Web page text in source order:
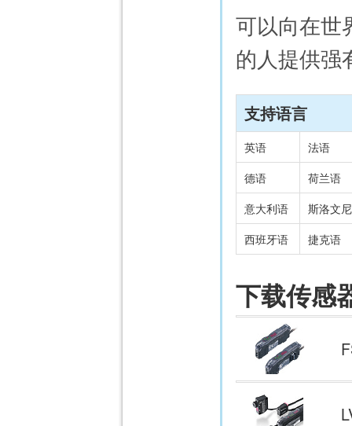
可以向在世
的人提供强
支持语言
英语
法语
德语
荷兰语
意大利语
斯洛文
西班牙语
捷克语
下载传感